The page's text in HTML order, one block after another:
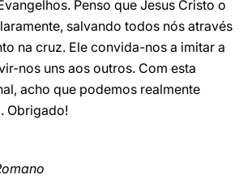
Penso que Jesus Cristo o
salvando todos nós através
na cruz. Ele convida-nos a imitar a
nos uns aos outros. Com esta
acho que podemos realmente
Obrigado!